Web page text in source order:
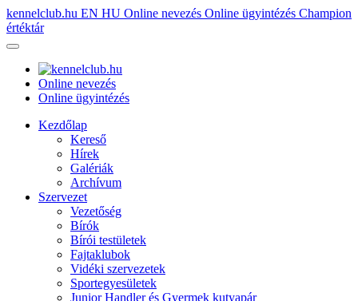
kennelclub.hu EN HU Online nevezés Online ügyintézés Champion
értéktár
Online nevezés
Online ügyintézés
Kezdőlap
Kereső
Hírek
Galériák
Archívum
Szervezet
Vezetőség
Bírók
Bírói testületek
Fajtaklubok
Vidéki szervezetek
Sportegyesületek
Junior Handler és Gyermek kutyapár